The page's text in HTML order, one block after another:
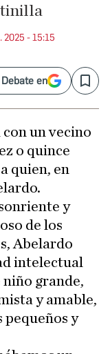
2025 - 15:15
en Save
un vecino
o quince
quien, en
y
de los
Abelardo
intelectual
niño grande,
y amable,
pequeños y